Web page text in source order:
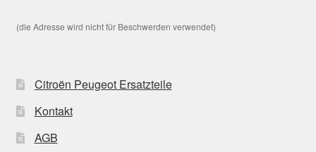
(die Adresse wird nicht für Beschwerden verwendet)
Citroën Peugeot Ersatzteile
Kontakt
AGB